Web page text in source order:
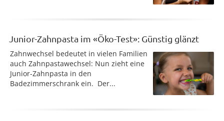
Junior-Zahnpasta im «Öko-Test»: Günstig glänzt
Zahnwechsel bedeutet in vielen Familien
auch Zahnpastawechsel: Nun zieht eine
Junior-Zahnpasta in den
Badezimmerschrank ein. Der...